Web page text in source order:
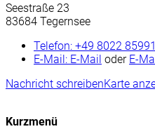
Seestraße 23
83684 Tegernsee
Telefon: +49 8022
E-Mail: E-Mail oder E-
Nachricht schreibenKarte
Kurzmenü